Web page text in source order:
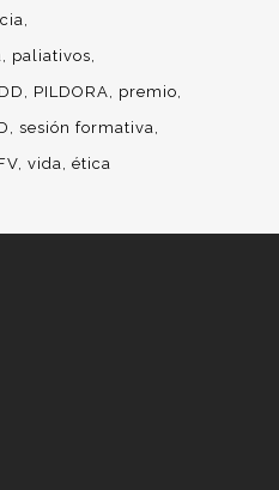
paliativos
PILDORA
premio
sesión formativa
vida ética